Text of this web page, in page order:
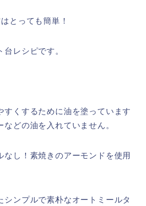
とっても簡単！
レシピです。
すくするために油を塗っています
などの油を入れていません。
なし！素焼きのアーモンドを使用
シンプルで素朴なオートミールタ